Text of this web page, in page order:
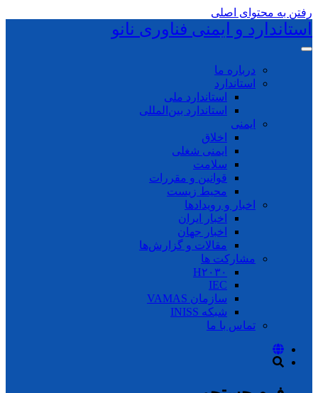
رفتن به محتوای اصلی
استاندارد و ایمنی فناوری نانو
درباره ما
استاندارد
استاندارد ملی
استاندارد بین‌المللی
ایمنی
اخلاق
ایمنی شغلی
سلامت
قوانین و مقررات
محیط زیست
اخبار و رویدادها
اخبار ایران
اخبار جهان
مقالات و گزارش‌ها
مشارکت ها
H۲۰۳۰
IEC
سازمان VAMAS
شبکه INISS
تماس با ما